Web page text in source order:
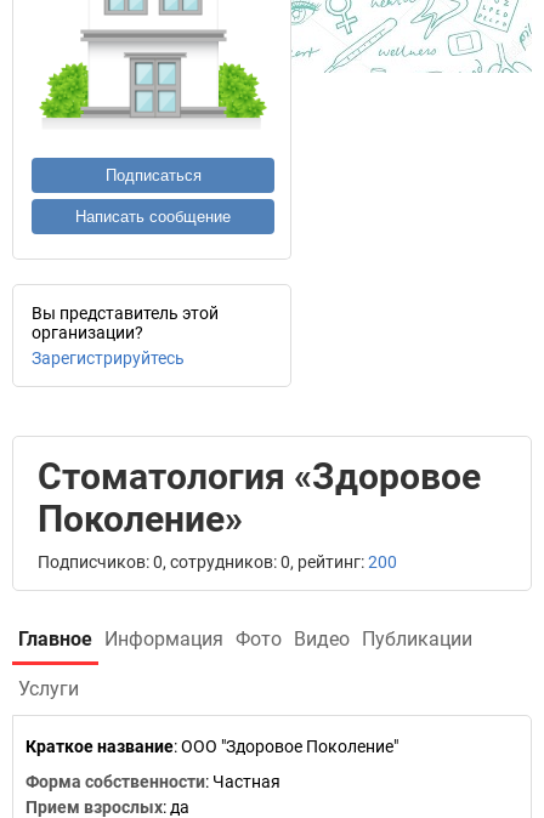
Подписаться
Написать сообщение
Вы представитель этой
организации?
Зарегистрируйтесь
Стоматология «Здоровое
Поколение»
Подписчиков: 0, сотрудников: 0, рейтинг:200
Главное Информация Фото Видео Публикации
Услуги
Краткое название:ООО "Здоровое Поколение"
Форма собственности: Частная
Прием взрослых: да